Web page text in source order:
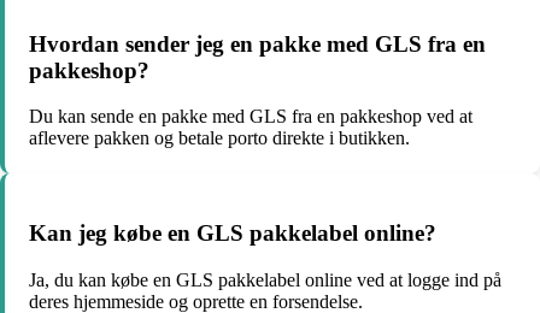
Hvordan sender jeg en pakke med GLS fra en
pakkeshop?
Du kan sende en pakke med GLS fra en pakkeshop ved at
aflevere pakken og betale porto direkte i butikken.
Kan jeg købe en GLS pakkelabel online?
Ja, du kan købe en GLS pakkelabel online ved at logge ind på
deres hjemmeside og oprette en forsendelse.